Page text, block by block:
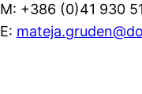
M: +386 (0)41 930
E: